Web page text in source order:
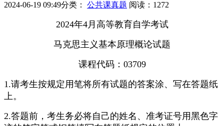
2024-06-19 09:49分类： 公共课真题 阅读： 1272
2024年4月高等教育自学考试
马克思主义基本原理概论试题
课程代码：03709
1.请考生按规定用笔将所有试题的答案涂、写在答题纸
上。
2.答题前，考生务必将自己的姓名、准考证号用黑色字